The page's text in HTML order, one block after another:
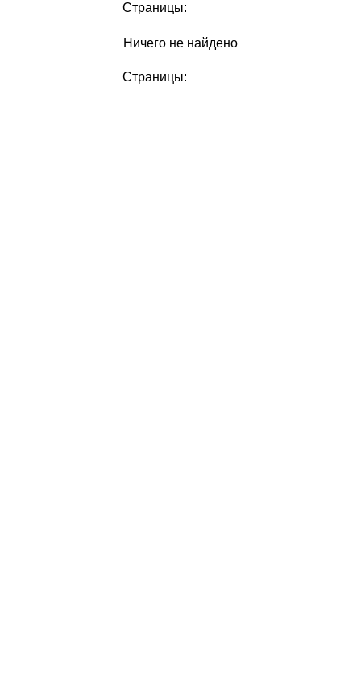
Страницы:
Ничего не найдено
Страницы: